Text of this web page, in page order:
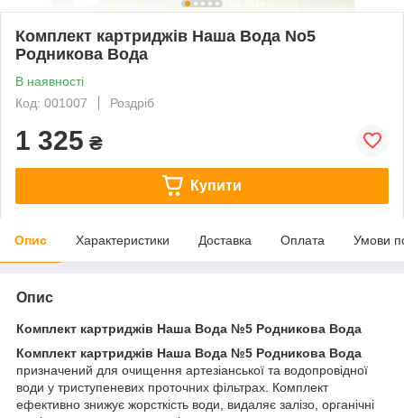
Комплект картриджів Наша Вода No5
Родникова Вода
В наявності
Код: 001007
Роздріб
1 325 ₴
Купити
Опис Характеристики Доставка Оплата Умови
Опис
Комплект картриджів Наша Вода №5 Родникова Вода
Комплект картриджів Наша Вода №5 Родникова Вода
призначений для очищення артезіанської та водопровідної
води у триступеневих проточних фільтрах. Комплект
ефективно знижує жорсткість води, видаляє залізо, органічні